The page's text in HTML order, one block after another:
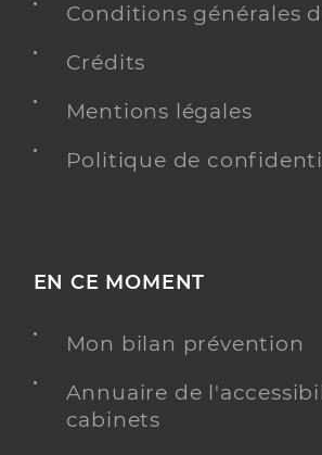
Conditions générales
Crédits
Mentions légales
Politique de
EN CE MOMENT
Mon bilan prévention
Annuaire de
cabinets